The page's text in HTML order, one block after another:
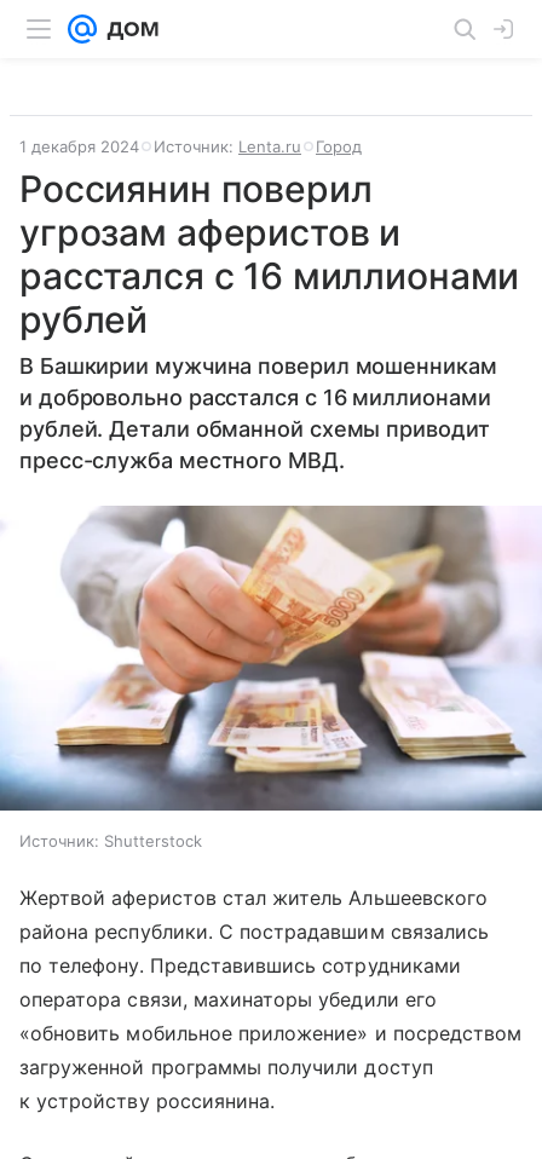
1 декабря 2024 Источник: Lenta.ru Город
Россиянин поверил
угрозам аферистов и
расстался с 16 миллионами
рублей
В Башкирии мужчина поверил мошенникам
и добровольно расстался с 16 миллионами
рублей. Детали обманной схемы приводит
пресс-служба местного МВД.
Источник: Shutterstock
Жертвой аферистов стал житель Альшеевского
района республики. С пострадавшим связались
по телефону. Представившись сотрудниками
оператора связи, махинаторы убедили его
«обновить мобильное приложение» и посредством
загруженной программы получили доступ
к устройству россиянина.